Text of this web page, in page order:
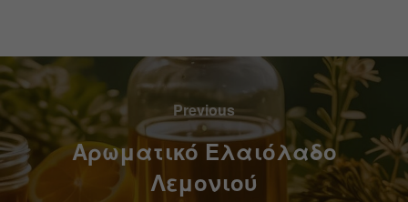
Previous
Αρωματικό Ελαιόλαδο
Λεμονιού